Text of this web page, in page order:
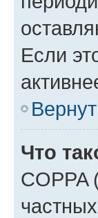
Если
Что
COPPA